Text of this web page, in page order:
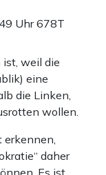
Uhr678T
weil die
eine
die Linken,
wollen.
erkennen,
daher